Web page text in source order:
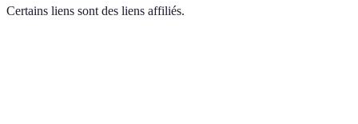
Certains liens sont des liens affiliés.